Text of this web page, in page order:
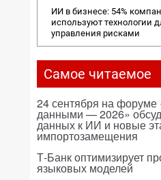
ИИ в бизнесе: 54%
используют технологии
управления рисками
Самое читаемое
24 сентября на форуме
данными — 2026»
данных к ИИ и новые
импортозамещения
Т-Банк оптимизирует
языковых моделей